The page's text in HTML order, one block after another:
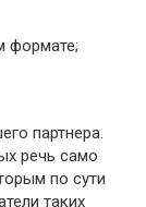
формате;
партнера.
речь само
по сути
таких